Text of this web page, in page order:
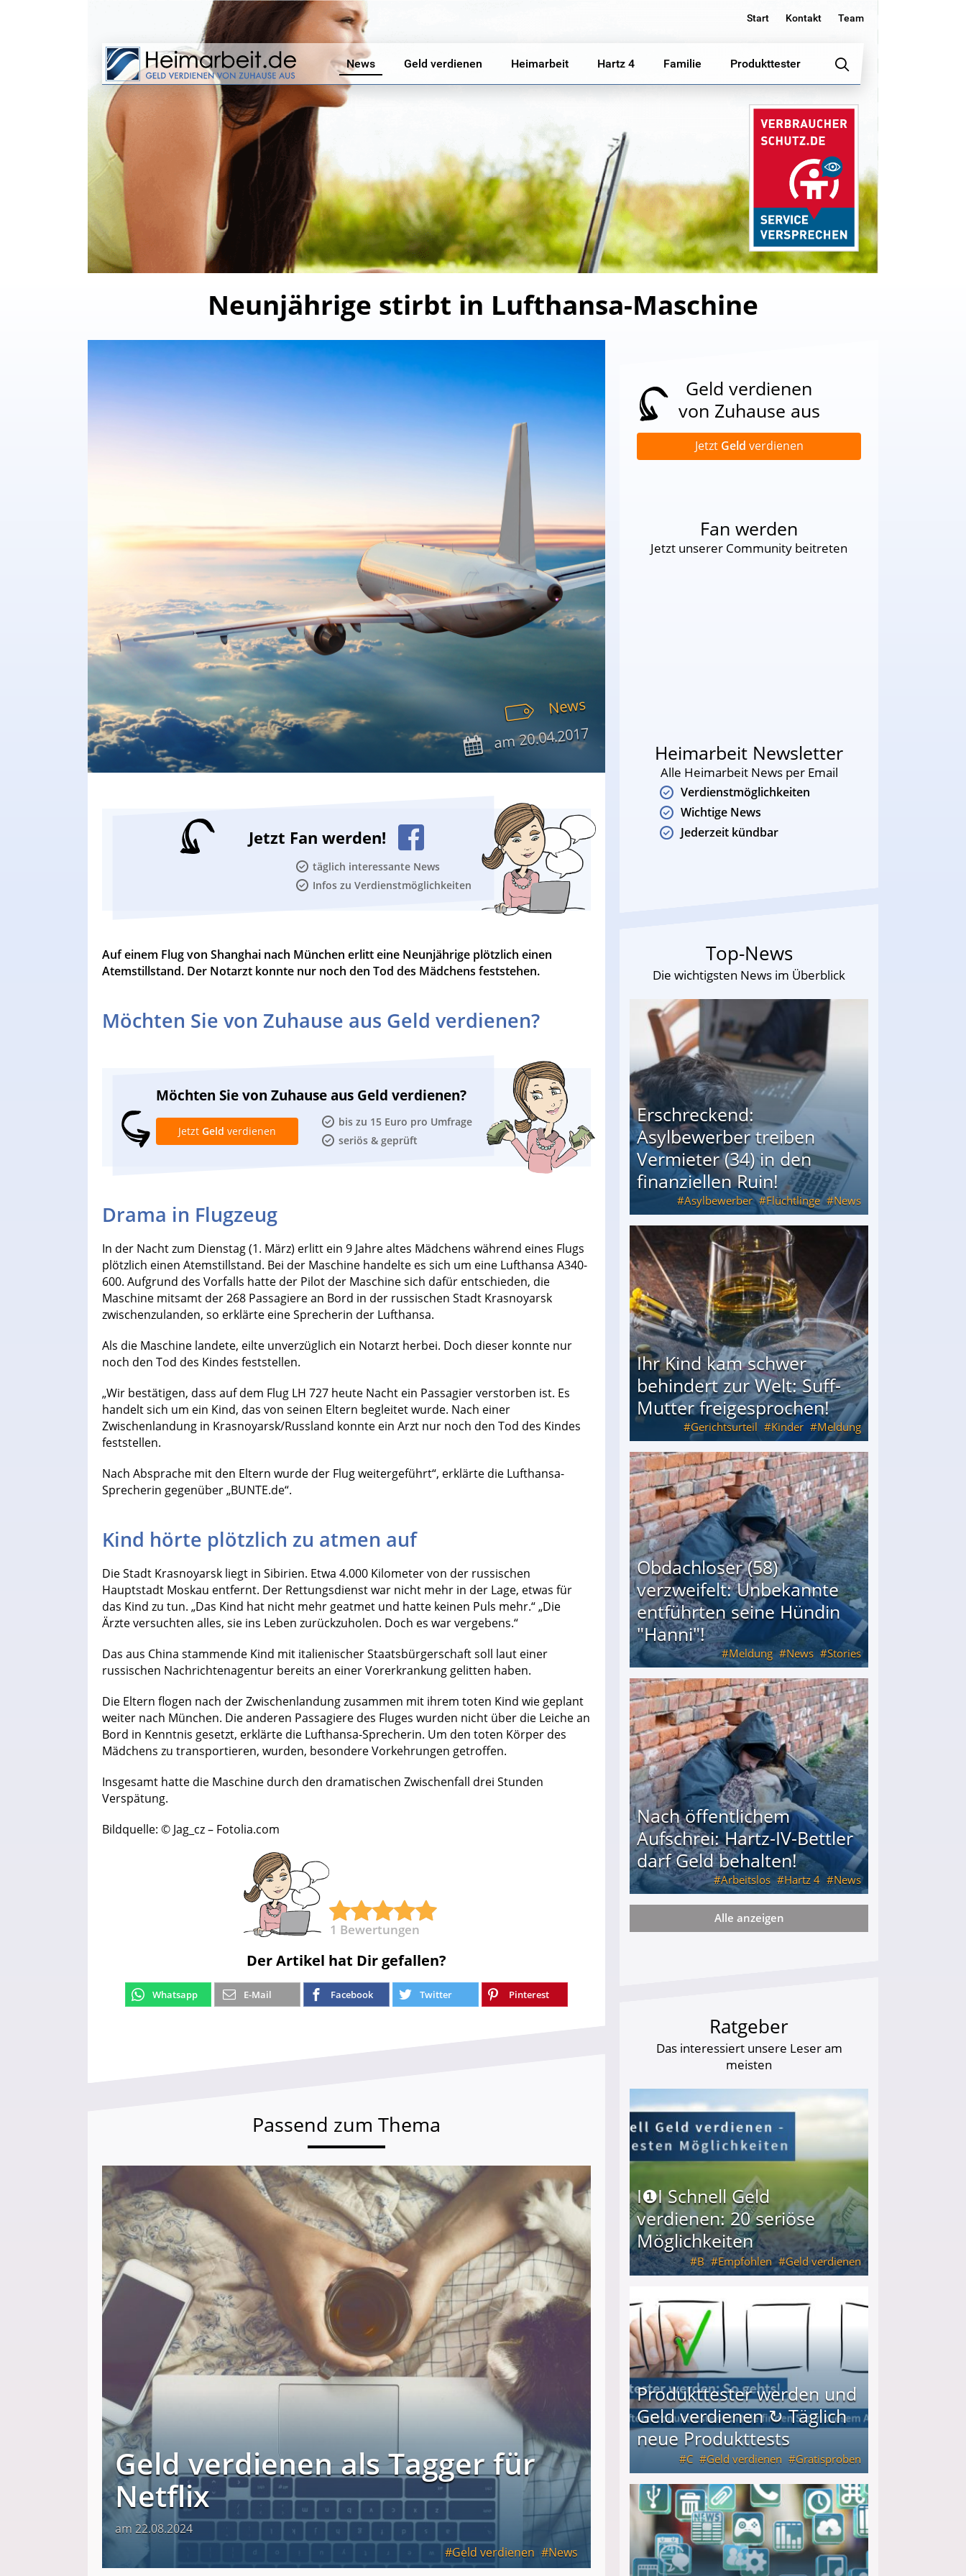
Start Kontakt Team
News Geld verdienen Heimarbeit Hartz 4 Familie Produkttester
Neunjährige stirbt in Lufthansa-Maschine
News
am20.04.2017
Jetzt Fan werden!
täglich interessante News
Infos zu Verdienstmöglichkeiten
Auf einem Flug von Shanghai nach München erlitt eine Neunjährige plötzlich einen
Atemstillstand. Der Notarzt konnte nur noch den Tod des Mädchens feststehen.
Möchten Sie von Zuhause aus Geld verdienen?
Möchten Sie von Zuhause aus Geld verdienen?
bis zu 15 Euro pro Umfrage
seriös & geprüft
Jetzt Geld verdienen
Drama in Flugzeug
In der Nacht zum Dienstag (1. März) erlitt ein 9 Jahre altes Mädchens während eines Flugs
plötzlich einen Atemstillstand. Bei der Maschine handelte es sich um eine Lufthansa A340-
600. Aufgrund des Vorfalls hatte der Pilot der Maschine sich dafür entschieden, die
Maschine mitsamt der 268 Passagiere an Bord in der russischen Stadt Krasnoyarsk
zwischenzulanden, so erklärte eine Sprecherin der Lufthansa.
Als die Maschine landete, eilte unverzüglich ein Notarzt herbei. Doch dieser konnte nur
noch den Tod des Kindes feststellen.
„Wir bestätigen, dass auf dem Flug LH 727 heute Nacht ein Passagier verstorben ist. Es
handelt sich um ein Kind, das von seinen Eltern begleitet wurde. Nach einer
Zwischenlandung in Krasnoyarsk/Russland konnte ein Arzt nur noch den Tod des Kindes
feststellen.
Nach Absprache mit den Eltern wurde der Flug weitergeführt“, erklärte die Lufthansa-
Sprecherin gegenüber „BUNTE.de“.
Kind hörte plötzlich zu atmen auf
Die Stadt Krasnoyarsk liegt in Sibirien. Etwa 4.000 Kilometer von der russischen
Hauptstadt Moskau entfernt. Der Rettungsdienst war nicht mehr in der Lage, etwas für
das Kind zu tun. „Das Kind hat nicht mehr geatmet und hatte keinen Puls mehr.“ „Die
Ärzte versuchten alles, sie ins Leben zurückzuholen. Doch es war vergebens.“
Das aus China stammende Kind mit italienischer Staatsbürgerschaft soll laut einer
russischen Nachrichtenagentur bereits an einer Vorerkrankung gelitten haben.
Die Eltern flogen nach der Zwischenlandung zusammen mit ihrem toten Kind wie geplant
weiter nach München. Die anderen Passagiere des Fluges wurden nicht über die Leiche an
Bord in Kenntnis gesetzt, erklärte die Lufthansa-Sprecherin. Um den toten Körper des
Mädchens zu transportieren, wurden, besondere Vorkehrungen getroffen.
Insgesamt hatte die Maschine durch den dramatischen Zwischenfall drei Stunden
Verspätung.
Bildquelle: © Jag_cz – Fotolia.com
1 Bewertungen
Der Artikel hat Dir gefallen?
Whatsapp E-Mail Facebook Twitter Pinterest
Passend zum Thema
Geld verdienen als Tagger für
Netflix
am 22.08.2024
Geld verdienen
News
Geld verdienen
von Zuhause aus
Jetzt Geld verdienen
Fan werden
Jetzt unserer Community beitreten
Heimarbeit Newsletter
Alle Heimarbeit News per Email
Verdienstmöglichkeiten
Wichtige News
Jederzeit kündbar
Top-News
Die wichtigsten News im Überblick
Erschreckend:
Asylbewerber treiben
Vermieter (34) in den
finanziellen Ruin!
Asylbewerber Flüchtlinge News
Erschreckend: Asylbewerber treiben Vermieter (34) in den finanziellen Ruin!
Ihr Kind kam schwer
behindert zur Welt: Suff-
Mutter freigesprochen!
Gerichtsurteil Kinder Meldung
Ihr Kind kam schwer behindert zur Welt: Suff-Mutter freigesprochen!
Obdachloser (58)
verzweifelt: Unbekannte
entführten seine Hündin
"Hanni"!
Meldung News Stories
Obdachloser (58) verzweifelt: Unbekannte entführten seine Hündin "Hanni"!
Nach öffentlichem
Aufschrei: Hartz-IV-Bettler
darf Geld behalten!
Arbeitslos Hartz 4 News
Nach öffentlichem Aufschrei: Hartz-IV-Bettler darf Geld behalten!
Alle anzeigen
Ratgeber
Das interessiert unsere Leser am
meisten
I❶I Schnell Geld
verdienen: 20 seriöse
Möglichkeiten
B Empfohlen Geld verdienen
I❶I Schnell Geld verdienen: 20 seriöse Möglichkeiten
Produkttester werden und
Geld verdienen ↻ Täglich
neue Produkttests
C Geld verdienen Gratisproben
Produkttester werden und Geld verdienen ↻ Täglich neue Produkttests